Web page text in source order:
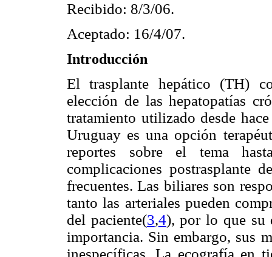
Recibido: 8/3/06.
Aceptado: 16/4/07.
Introducción
El trasplante hepático (TH)
elección de las hepatopatías
tratamiento utilizado desde
Uruguay es una opción
reportes sobre el tema
complicaciones postrasplante
frecuentes. Las biliares son
tanto las arteriales pueden
del paciente(3,4), por lo que su
importancia. Sin embargo, sus
inespecíficas. La ecografía en